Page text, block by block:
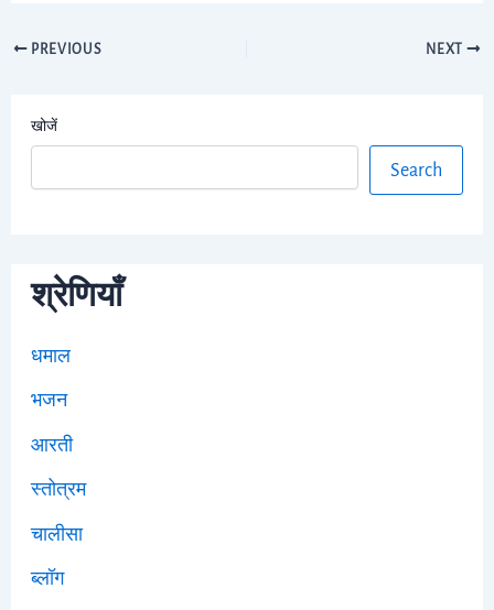
PREVIOUS NEXT
खोजें
Search
श्रेणियाँ
धमाल
भजन
आरती
स्तोत्रम
चालीसा
ब्लॉग